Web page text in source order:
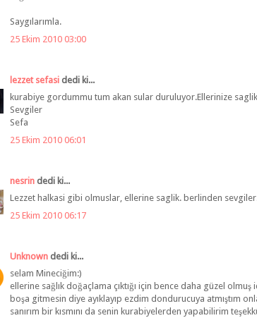
Saygılarımla.
25 Ekim 2010 03:00
lezzet sefasi dedi ki...
kurabiye gordummu tum akan sular duruluyor.Ellerinize
Sevgiler
Sefa
25 Ekim 2010 06:01
nesrin dedi ki...
Lezzet halkasi gibi olmuslar, ellerine saglik. berlinden
25 Ekim 2010 06:17
Unknown dedi ki...
selam Mineciğim:)
ellerine sağlık doğaçlama çıktığı için bence daha güzel
boşa gitmesin diye ayıklayıp ezdim dondurucuya atmıştım
sanırım bir kısmını da senin kurabiyelerden yapabilirim